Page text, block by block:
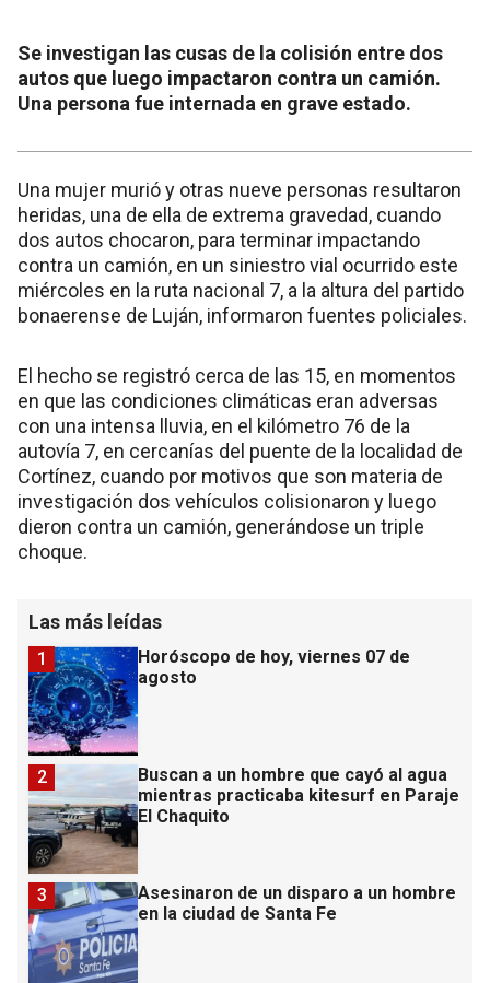
Se investigan las cusas de la colisión entre dos
autos que luego impactaron contra un camión.
Una persona fue internada en grave estado.
Una mujer murió y otras nueve personas resultaron
heridas, una de ella de extrema gravedad, cuando
dos autos chocaron, para terminar impactando
contra un camión, en un siniestro vial ocurrido este
miércoles en la ruta nacional 7, a la altura del partido
bonaerense de Luján, informaron fuentes policiales.
El hecho se registró cerca de las 15, en momentos
en que las condiciones climáticas eran adversas
con una intensa lluvia, en el kilómetro 76 de la
autovía 7, en cercanías del puente de la localidad de
Cortínez, cuando por motivos que son materia de
investigación dos vehículos colisionaron y luego
dieron contra un camión, generándose un triple
choque.
Las más leídas
Horóscopo de hoy, viernes 07 de
agosto
1
Buscan a un hombre que cayó al agua
mientras practicaba kitesurf en Paraje
El Chaquito
2
Asesinaron de un disparo a un hombre
en la ciudad de Santa Fe
3